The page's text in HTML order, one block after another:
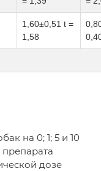
1,60±0,51 t =
1,58
на 0; 1; 5 и 10
дозе